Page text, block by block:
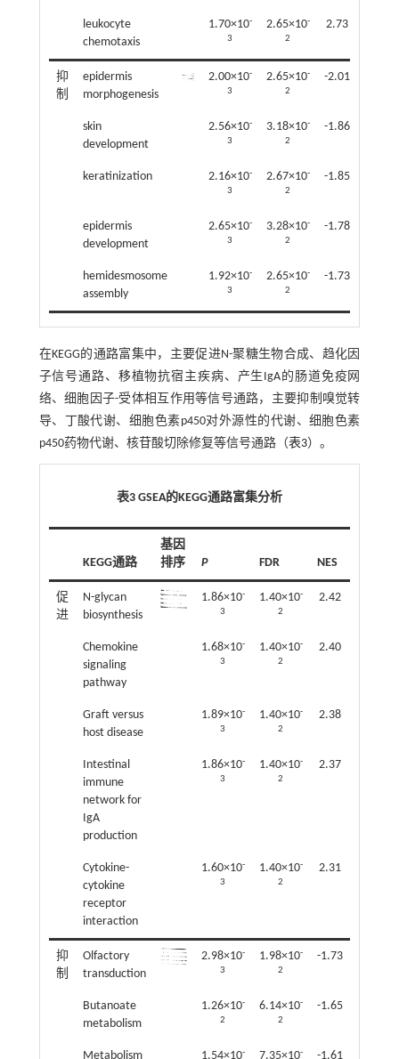
leukocyte
chemotaxis
1.70×10-
3
2.65×10-
2
2.73
抑
制
epidermis
morphogenesis
2.00×10-
3
2.65×10-
2
-2.01
skin
development
2.56×10-
3
3.18×10-
2
-1.86
keratinization 2.16×10-
3
2.67×10-
2
-1.85
epidermis
development
2.65×10-
3
3.28×10-
2
-1.78
hemidesmosome
assembly
1.92×10-
3
2.65×10-
2
-1.73
在KEGG的通路富集中，主要促进N-聚糖生物合成、趋化因
子信号通路、移植物抗宿主疾病、产生IgA的肠道免疫网
络、细胞因子-受体相互作用等信号通路，主要抑制嗅觉转
导、丁酸代谢、细胞色素p450对外源性的代谢、细胞色素
p450药物代谢、核苷酸切除修复等信号通路（表3）。
表3 GSEA的KEGG通路富集分析
KEGG通路
基因
排序
P FDR NES
促
进
N-glycan
biosynthesis
1.86×10-
3
1.40×10-
2
2.42
Chemokine
signaling
pathway
1.68×10-
3
1.40×10-
2
2.40
Graft versus
host disease
1.89×10-
3
1.40×10-
2
2.38
Intestinal
immune
network for
IgA
production
1.86×10-
3
1.40×10-
2
2.37
Cytokine-
cytokine
receptor
interaction
1.60×10-
3
1.40×10-
2
2.31
抑
制
Olfactory
transduction
2.98×10-
3
1.98×10-
2
-1.73
Butanoate
metabolism
1.26×10-
2
6.14×10-
2
-1.65
Metabolism 1.54×10- 7.35×10- -1.61